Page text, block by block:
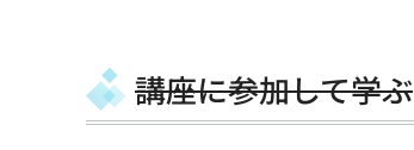
講座に参加して学ぶ